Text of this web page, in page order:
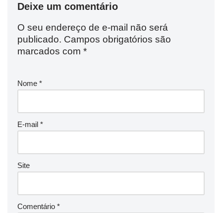
Deixe um comentário
O seu endereço de e-mail não será
publicado. Campos obrigatórios são
marcados com *
Nome *
E-mail *
Site
Comentário *